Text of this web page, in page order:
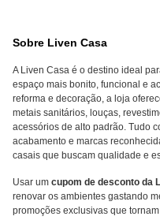
Sobre Liven Casa
A Liven Casa é o destino ideal
espaço mais bonito, funcional e
reforma e decoração, a loja
metais sanitários, louças,
acessórios de alto padrão. Tudo
acabamento e marcas
casais que buscam qualidade e
Usar um cupom de desconto da
renovar os ambientes gastando
promoções exclusivas que